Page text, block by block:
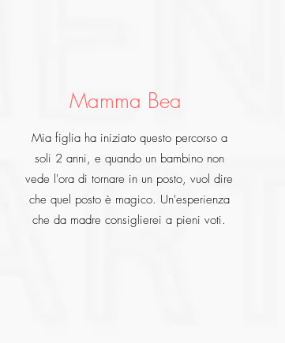
Mamma Bea
Mia figlia ha iniziato questo percorso a
soli 2 anni, e quando un bambino non
vede l'ora di tornare in un posto, vuol dire
che quel posto è magico. Un'esperienza
che da madre consiglierei a pieni voti.